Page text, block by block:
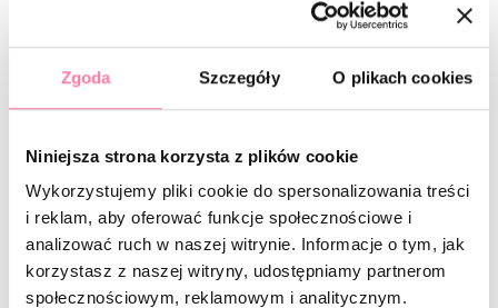
Zgoda Szczegóły O plikach cookies
Niniejsza strona korzysta z plików cookie
Wykorzystujemy pliki cookie do spersonalizowania treści
i reklam, aby oferować funkcje społecznościowe i
analizować ruch w naszej witrynie. Informacje o tym, jak
korzystasz z naszej witryny, udostępniamy partnerom
społecznościowym, reklamowym i analitycznym.